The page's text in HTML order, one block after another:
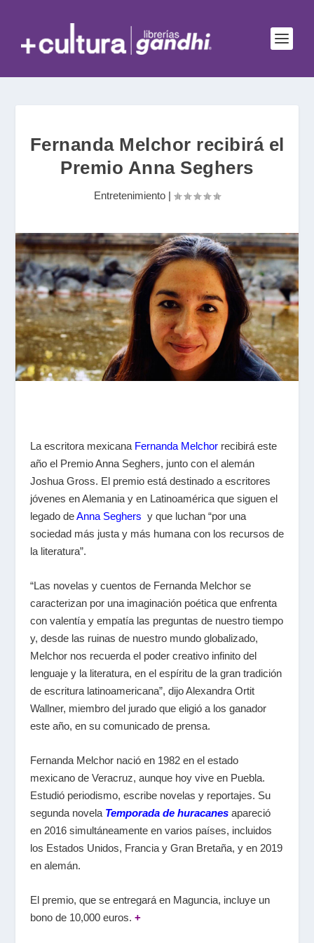
Fernanda Melchor recibirá el
Premio Anna Seghers
Entretenimiento |
La escritora mexicana Fernanda Melchorrecibirá este
año el Premio Anna Seghers, junto con el alemán
Joshua Gross. El premio está destinado a escritores
jóvenes en Alemania y en Latinoamérica que siguen el
legado deAnna Seghers y que luchan “por una
sociedad más justa y más humana con los recursos de
la literatura”.
“Las novelas y cuentos de Fernanda Melchor se
caracterizan por una imaginación poética que enfrenta
con valentía y empatía las preguntas de nuestro tiempo
y, desde las ruinas de nuestro mundo globalizado,
Melchor nos recuerda el poder creativo infinito del
lenguaje y la literatura, en el espíritu de la gran tradición
de escritura latinoamericana”, dijo Alexandra Ortit
Wallner, miembro del jurado que eligió a los ganador
este año, en su comunicado de prensa.
Fernanda Melchor nació en 1982 en el estado
mexicano de Veracruz, aunque hoy vive en Puebla.
Estudió periodismo, escribe novelas y reportajes. Su
segunda novela Temporada de huracanesapareció
en 2016 simultáneamente en varios países, incluidos
los Estados Unidos, Francia y Gran Bretaña, y en 2019
en alemán.
El premio, que se entregará en Maguncia, incluye un
bono de 10,000 euros. +